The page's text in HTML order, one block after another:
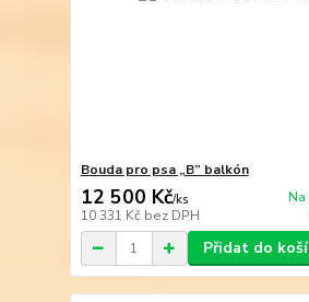
Bouda pro psa „B” balkón
12 500 Kč/ks
10 331 Kč bez DPH
Na
Přidat do